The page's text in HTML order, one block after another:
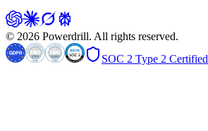
© 2026 Powerdrill. All rights reserved.
SOC 2 Type 2 Certified